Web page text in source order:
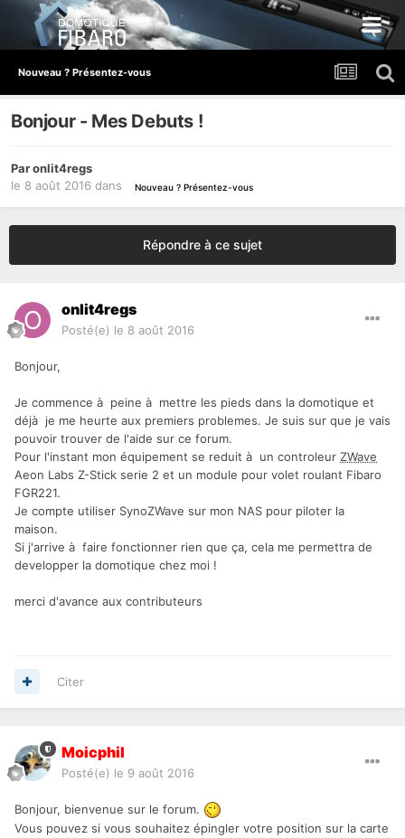
Nouveau ? Présentez-vous
Bonjour - Mes Debuts !
Paronlit4regs
le 8 août 2016 dans Nouveau ? Présentez-vous
Répondre à ce sujet
onlit4regs
Posté(e) le 8 août 2016
Bonjour,
Je commence à peine à mettre les pieds dans la domotique et
déjà je me heurte aux premiers problemes. Je suis sur que je vais
pouvoir trouver de l'aide sur ce forum.
Pour l'instant mon équipement se reduit à un controleur ZWave
Aeon Labs Z-Stick serie 2 et un module pour volet roulant Fibaro
FGR221.
Je compte utiliser SynoZWave sur mon NAS pour piloter la
maison.
Si j'arrive à faire fonctionner rien que ça, cela me permettra de
developper la domotique chez moi !
merci d'avance aux contributeurs
Citer
Moicphil
Posté(e) le 9 août 2016
Bonjour, bienvenue sur le forum.
Vous pouvez si vous souhaitez épingler votre position sur la carte